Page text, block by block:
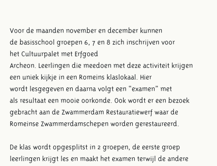
Voor de maanden november en december kunnen
de basisschool groepen 6, 7 en 8 zich inschrijven voor
het Cultuurpalet met Erfgoed
Archeon. Leerlingen die meedoen met deze activiteit krijgen
een uniek kijkje in een Romeins klaslokaal. Hier
wordt lesgegeven en daarna volgt een “examen” met
als resultaat een mooie oorkonde. Ook wordt er een bezoek
gebracht aan de Zwammerdam Restauratiewerf waar de
Romeinse Zwammerdamschepen worden gerestaureerd.
De klas wordt opgesplitst in 2 groepen, de eerste groep
leerlingen krijgt les en maakt het examen terwijl de andere